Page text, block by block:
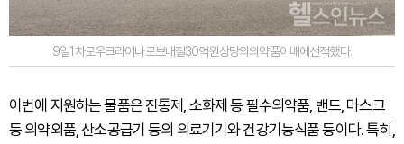
9일1차로우크라이나로보내질30억원상당의의약품이배에선적했다.
이번에 지원하는 물품은 진통제, 소화제 등 필수의약품, 밴드, 마스크
등 의약외품, 산소공급기 등의 의료기기와 건강기능식품 등이다. 특히,